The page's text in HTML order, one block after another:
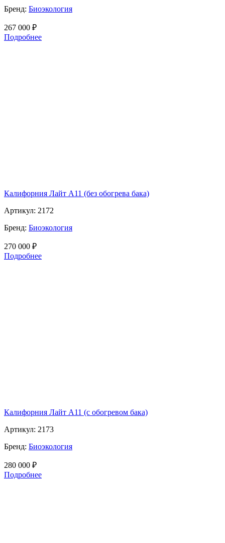
Бренд: Биоэкология
267 000 ₽
Подробнее
Калифорния Лайт А11 (без обогрева бака)
Артикул: 2172
Бренд: Биоэкология
270 000 ₽
Подробнее
Калифорния Лайт А11 (с обогревом бака)
Артикул: 2173
Бренд: Биоэкология
280 000 ₽
Подробнее